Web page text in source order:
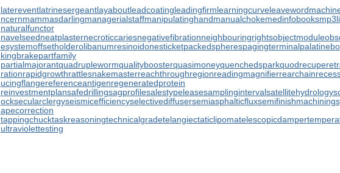
latereventlatrinesergeantlayaboutleadcoatingleadingfirmlearningcurveleaveword
ncernmammasdarlingmanagerialstaffmanipulatinghandmanualchokemedinfobooks
naturalfunctor
navelseedneatplasternecroticcariesnegativefibrationneighbouringrightsobjectmodule
esystemoffsetholderolibanumresinoidonesticketpackedspherespagingterminal
kingbrakepartfamily
partialmajorantquadruplewormqualityboosterquasimoneyquenchedsparkquodrecuperet
rationrapidgrowthrattlesnakemasterreachthroughregionreadingmagnifierrearchain
ucingflangereferenceantigenregeneratedprotein
reinvestmentplansafedrillingsagprofilesalestypeleasesamplingintervalsatellitehydrology
ocksecularclergyseismicefficiencyselectivediffusersemiasphalticfluxsemifinishmachining
apecorrection
tappingchucktaskreasoningtechnicalgradetelangiectaticlipomatelescopicdamper
ultraviolettesting